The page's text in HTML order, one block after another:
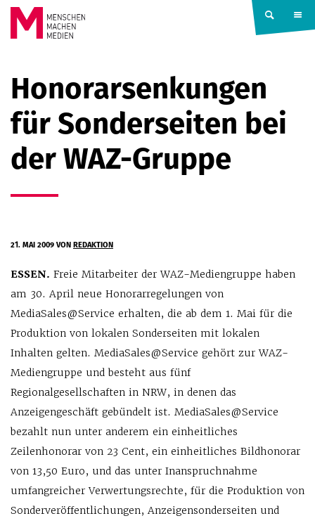
Springe zum Inhalt
MACHEN
MEDIEN
Honorarsenkungen
für Sonderseiten bei
der WAZ-Gruppe
21. MAI 2009VONREDAKTION
ESSEN. Freie Mitarbeiter der WAZ-Mediengruppe haben
am 30. April neue Honorarregelungen von
MediaSales@Service erhalten, die ab dem 1. Mai für die
Produktion von lokalen Sonderseiten mit lokalen
Inhalten gelten. MediaSales@Service gehört zur WAZ-
Mediengruppe und besteht aus fünf
Regionalgesellschaften in NRW, in denen das
Anzeigengeschäft gebündelt ist. MediaSales@Service
bezahlt nun unter anderem ein einheitliches
Zeilenhonorar von 23 Cent, ein einheitliches Bildhonorar
von 13,50 Euro, und das unter Inanspruchnahme
umfangreicher Verwertungsrechte, für die Produktion von
Sonderveröffentlichungen, Anzeigensonderseiten und